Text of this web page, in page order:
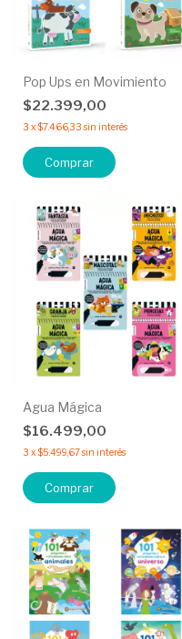
Pop Ups en Movimiento
$22.399,00
3 x$7.466,33 sin interés
Comprar
Agua Mágica
$16.499,00
3 x$5.499,67sin interés
Comprar